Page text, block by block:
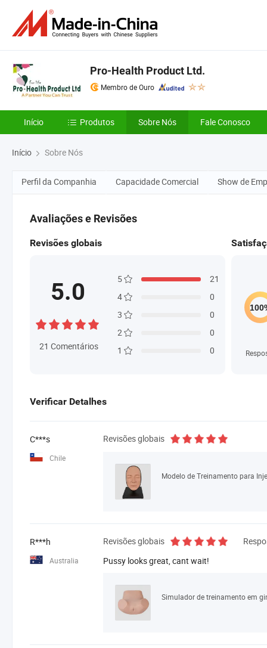
Pro-Health Product Ltd.
Membro de Ouro
Início Produtos Sobre Nós Fale Conosco
Início Sobre Nós
Perfil da Companhia Capacidade Comercial Show de
Avaliações e Revisões
Revisões globais
5.0
21 Comentários
5
21
4
0
3
0
2
0
1
0
Verificar Detalhes
C***s
Chile
Revisões globais
R***h
Australia
Revisões globais
Pussy looks great, cant wait!